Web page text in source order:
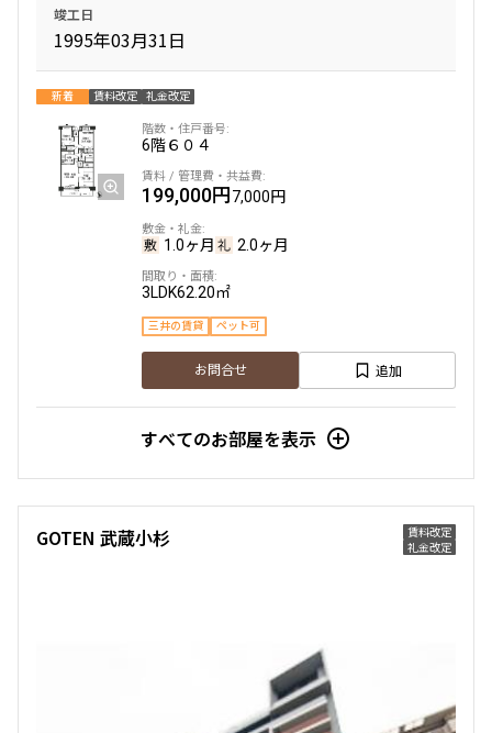
竣工日
1995年03月31日
新着 賃料改定 礼金改定
6階６０４
199,000円7,000円
1.0ヶ月 2.0ヶ月
3LDK62.20㎡
三井の賃貸 ペット可
お問合せ 追加
すべてのお部屋を表示
賃料改定
礼金改定
GOTEN 武蔵小杉